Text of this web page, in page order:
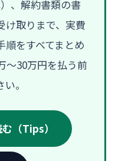
、解約書類の書
け取りまで、実費
順をすべてまとめ
〜30万円を払う前
。
（Tips）